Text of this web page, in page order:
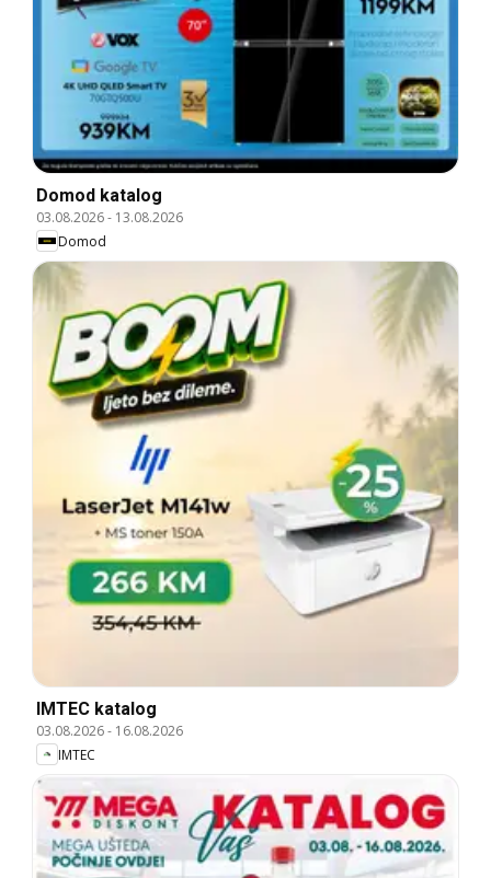
Domod katalog
03.08.2026- 13.08.2026
Domod
IMTEC katalog
03.08.2026- 16.08.2026
IMTEC